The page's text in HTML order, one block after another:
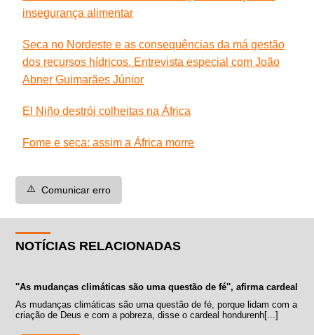
insegurança alimentar
Seca no Nordeste e as consequências da má gestão
dos recursos hídricos. Entrevista especial com João
Abner Guimarães Júnior
El Niño destrói colheitas na África
Fome e seca: assim a África morre
⚠️ Comunicar erro
NOTÍCIAS RELACIONADAS
''As mudanças climáticas são uma questão de fé'', afirma cardeal
As mudanças climáticas são uma questão de fé, porque lidam com a
criação de Deus e com a pobreza, disse o cardeal hondurenh[...]